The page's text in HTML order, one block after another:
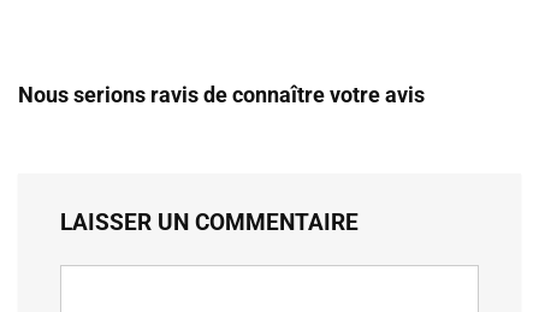
Nous serions ravis de connaître votre avis
LAISSER UN COMMENTAIRE